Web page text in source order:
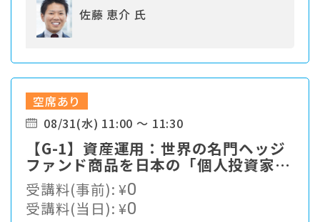
佐藤 恵介 氏
空席あり
08/31(水) 11:00 ～ 11:30
【G-1】資産運用：世界の名門ヘッジ
ファンド商品を日本の「個人投資家」
に提供 ～10万ドルから投資できる世
界の名門ヘッジファンドとは～
受講料(事前):¥0
受講料(当日):¥0